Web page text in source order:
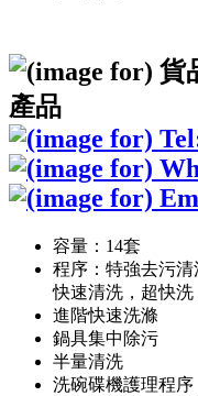
容量：14套
程序：特強去污
快速清洗，超快
進階快速洗滌
鍋具集中除污
半量清洗
洗碗碟機護理程序